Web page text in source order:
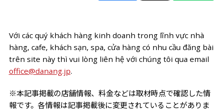
Với các quý khách hàng kinh doanh trong lĩnh vực nhà
hàng, cafe, khách sạn, spa, cửa hàng có nhu cầu đăng bài
trên site này thì vui lòng liên hệ với chúng tôi qua email
office@danang.jp.
※本記事掲載の店舗情報、料金などは取材時点で確認した情
報です。各情報は記事掲載後に変更されていることがありま